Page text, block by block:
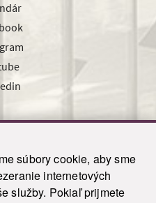
súbory cookie, aby sme
internetových
služby. Pokiaľ prijmete